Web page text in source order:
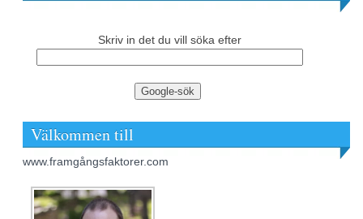
Skriv in det du vill söka efter
Välkommen till
www.framgångsfaktorer.com